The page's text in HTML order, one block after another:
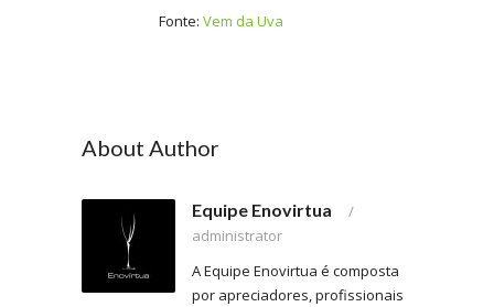
Fonte: Vem da Uva
About Author
Equipe Enovirtua
/
administrator
A Equipe Enovirtua é composta
por apreciadores, profissionais